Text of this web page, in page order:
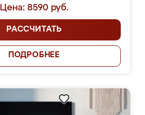
Цена: 8590 руб.
РАССЧИТАТЬ
ПОДРОБНЕЕ